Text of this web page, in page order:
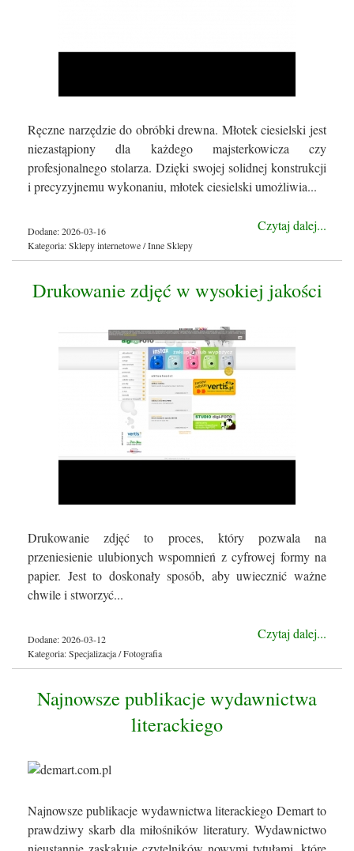
Ręczne narzędzie do obróbki drewna. Młotek ciesielski jest
niezastąpiony dla każdego majsterkowicza czy
profesjonalnego stolarza. Dzięki swojej solidnej konstrukcji
i precyzyjnemu wykonaniu, młotek ciesielski umożliwia...
Czytaj dalej...
Dodane: 2026-03-16
Kategoria: Sklepy internetowe / Inne Sklepy
Drukowanie zdjęć w wysokiej jakości
Drukowanie zdjęć to proces, który pozwala na
przeniesienie ulubionych wspomnień z cyfrowej formy na
papier. Jest to doskonały sposób, aby uwiecznić ważne
chwile i stworzyć...
Czytaj dalej...
Dodane: 2026-03-12
Kategoria: Specjalizacja / Fotografia
Najnowsze publikacje wydawnictwa
literackiego
Najnowsze publikacje wydawnictwa literackiego Demart to
prawdziwy skarb dla miłośników literatury. Wydawnictwo